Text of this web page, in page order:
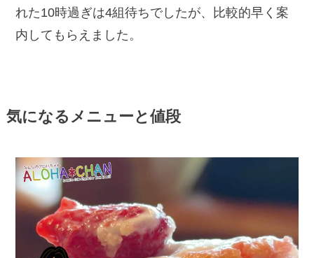
れた10時過ぎは4組待ちでしたが、比較的早く案
内してもらえました。
気になるメニューと値段